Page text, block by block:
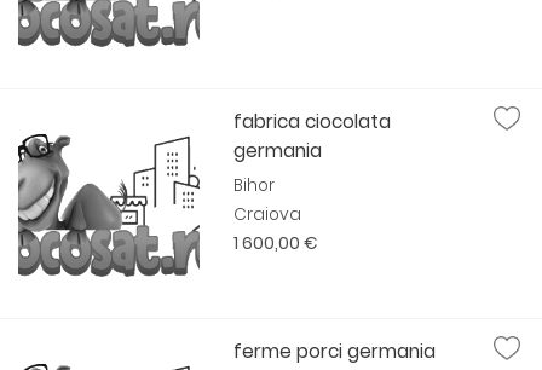
fabrica ciocolata
germania
Bihor
Craiova
1 600,00 €
ferme porci germania